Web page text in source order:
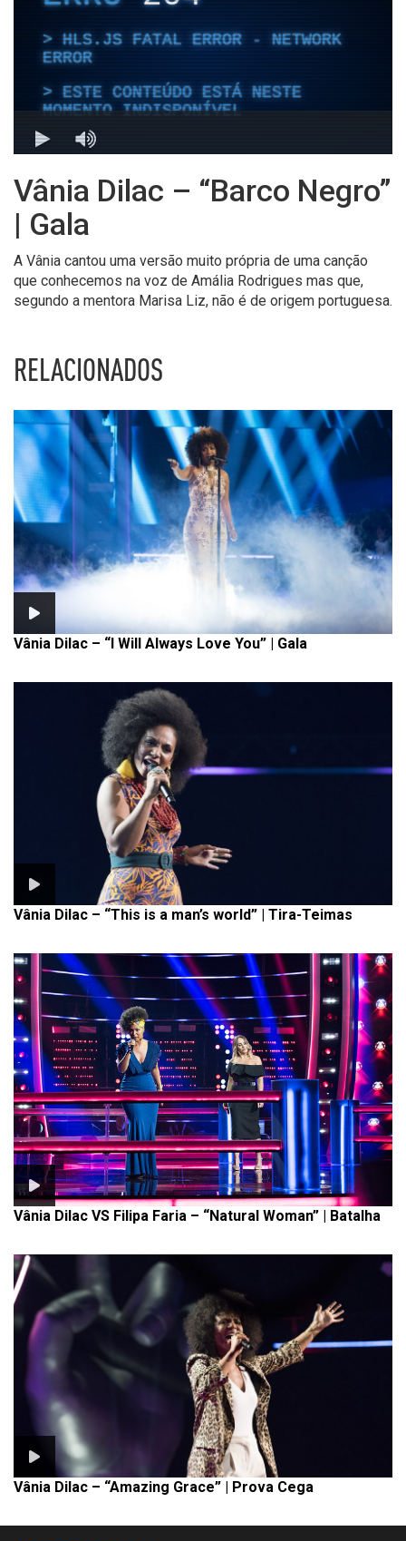
Vânia Dilac – “Barco Negro”
| Gala
A Vânia cantou uma versão muito própria de uma canção
que conhecemos na voz de Amália Rodrigues mas que,
segundo a mentora Marisa Liz, não é de origem portuguesa.
RELACIONADOS
Vânia Dilac – “I Will Always Love You” | Gala
Vânia Dilac – “This is a man’s world” | Tira-Teimas
Vânia Dilac VS Filipa Faria – “Natural Woman” | Batalha
Vânia Dilac – “Amazing Grace” | Prova Cega